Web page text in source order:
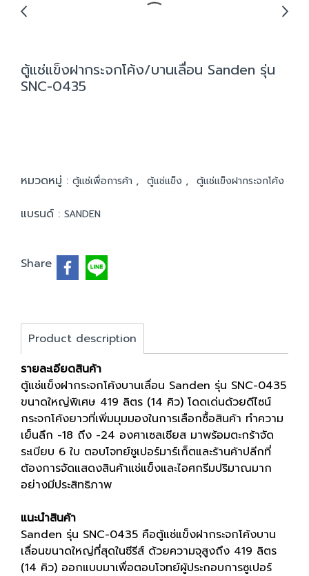
ตู้แช่แข็งฝากระจกโค้ง/บานเลื่อน Sanden รุ่น
SNC-0435
หมวดหมู่ : ตู้แช่เพื่อการค้า , ตู้แช่แข็ง , ตู้แช่แข็งฝากระจกโค้ง
แบรนด์ : SANDEN
Share
Product description
รายละเอียดสินค้า
ตู้แช่แข็งฝากระจกโค้งบานเลื่อน Sanden รุ่น SNC-0435
ขนาดใหญ่พิเศษ 419 ลิตร (14 คิว) โดดเด่นด้วยดีไซน์
กระจกโค้งยาวที่เพิ่มมุมมองในการเลือกซื้อสินค้า ทำความ
เย็นลึก -18 ถึง -24 องศาเซลเซียส มาพร้อมตะกร้าจัด
ระเบียบ 6 ใบ ตอบโจทย์ซูเปอร์มาร์เก็ตและร้านค้าปลีกที่
ต้องการจัดแสดงสินค้าแช่แข็งและไอศกรีมปริมาณมาก
อย่างมีประสิทธิภาพ
แนะนำสินค้า
Sanden รุ่น SNC-0435 คือตู้แช่แข็งฝากระจกโค้งบาน
เลื่อนขนาดใหญ่ที่สุดในซีรีส์ ด้วยความจุสูงถึง 419 ลิตร
(14 คิว) ออกแบบมาเพื่อตอบโจทย์ผู้ประกอบการซูเปอร์